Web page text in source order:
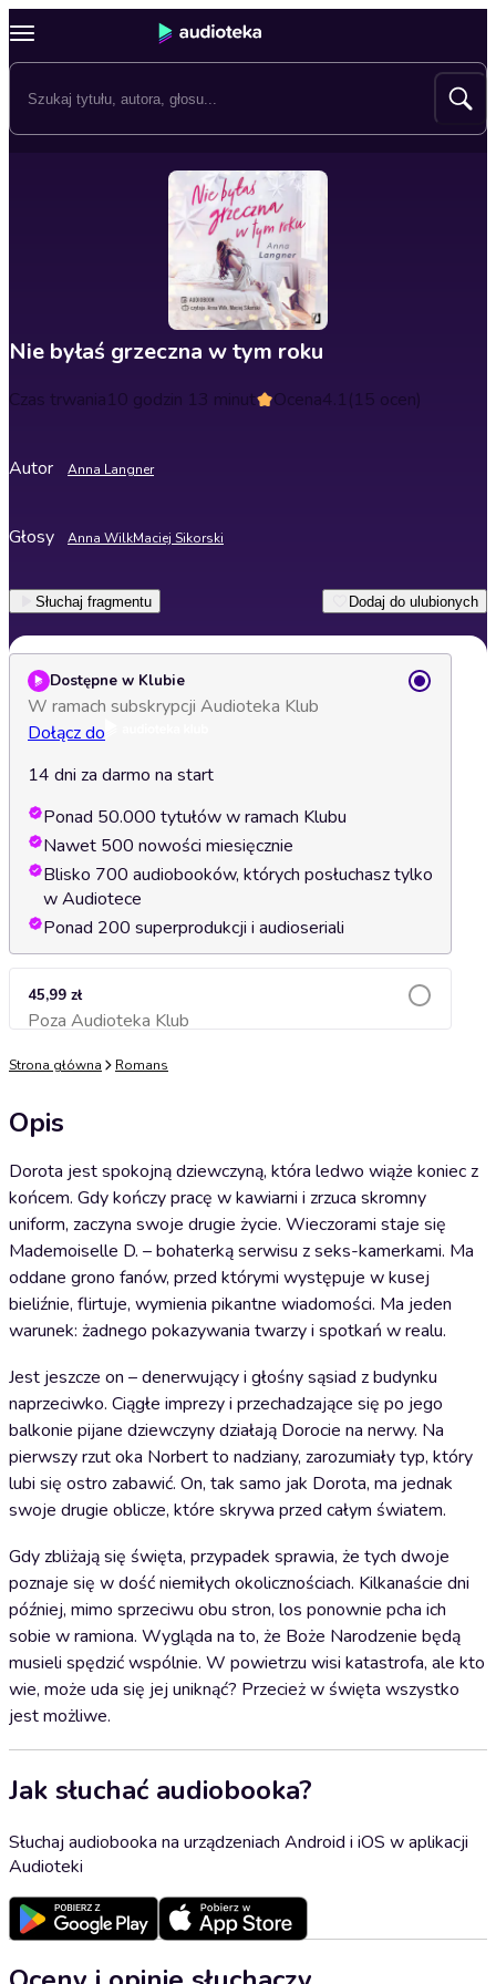
Nie byłaś grzeczna w tym roku
Czas trwania10 godzin 13 minut Ocena4.1(15 ocen)
Autor Anna Langner
Głosy Anna WilkMaciej Sikorski
Słuchaj fragmentu Dodaj do ulubionych
Dostępne w Klubie
W ramach subskrypcji Audioteka Klub
Dołącz do
14 dni za darmo na start
Ponad 50.000 tytułów w ramach Klubu
Nawet 500 nowości miesięcznie
Blisko 700 audiobooków, których posłuchasz tylko
w Audiotece
Ponad 200 superprodukcji i audioseriali
45,99 zł
Poza Audioteka KlubDodaj do koszyka
Strona główna Romans
Opis
Dorota jest spokojną dziewczyną, która ledwo wiąże koniec z
końcem. Gdy kończy pracę w kawiarni i zrzuca skromny
uniform, zaczyna swoje drugie życie. Wieczorami staje się
Mademoiselle D. – bohaterką serwisu z seks-kamerkami. Ma
oddane grono fanów, przed którymi występuje w kusej
bieliźnie, flirtuje, wymienia pikantne wiadomości. Ma jeden
warunek: żadnego pokazywania twarzy i spotkań w realu.
Jest jeszcze on – denerwujący i głośny sąsiad z budynku
naprzeciwko. Ciągłe imprezy i przechadzające się po jego
balkonie pijane dziewczyny działają Dorocie na nerwy. Na
pierwszy rzut oka Norbert to nadziany, zarozumiały typ, który
lubi się ostro zabawić. On, tak samo jak Dorota, ma jednak
swoje drugie oblicze, które skrywa przed całym światem.
Gdy zbliżają się święta, przypadek sprawia, że tych dwoje
poznaje się w dość niemiłych okolicznościach. Kilkanaście dni
później, mimo sprzeciwu obu stron, los ponownie pcha ich
sobie w ramiona. Wygląda na to, że Boże Narodzenie będą
musieli spędzić wspólnie. W powietrzu wisi katastrofa, ale kto
wie, może uda się jej uniknąć? Przecież w święta wszystko
jest możliwe.
Jak słuchać audiobooka?
Słuchaj audiobooka na urządzeniach Android i iOS w aplikacji
Audioteki